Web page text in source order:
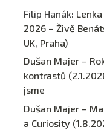
Filip Hanák:
2026 – Živě
UK, Praha)
Dušan Majer –
kontrastů
jsme
Dušan Majer –
a Curiosity